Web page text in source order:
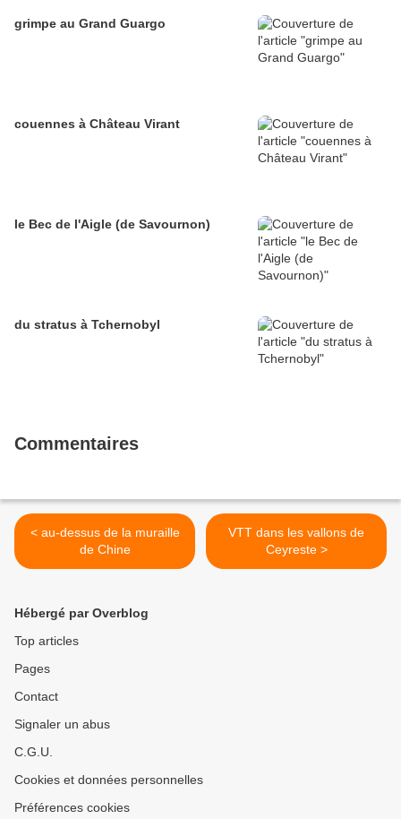
grimpe au Grand Guargo
couennes à Château Virant
le Bec de l'Aigle (de Savournon)
du stratus à Tchernobyl
Commentaires
< au-dessus de la muraille
de Chine
VTT dans les vallons de
Ceyreste >
Hébergé par Overblog
Top articles
Pages
Contact
Signaler un abus
C.G.U.
Cookies et données personnelles
Préférences cookies